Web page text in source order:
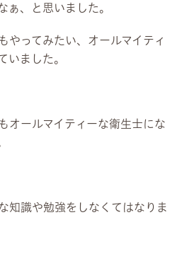
ぁ、と思いました。
やってみたい、オールマイティ
いました。
オールマイティーな衛生士にな
知識や勉強をしなくてはなりま